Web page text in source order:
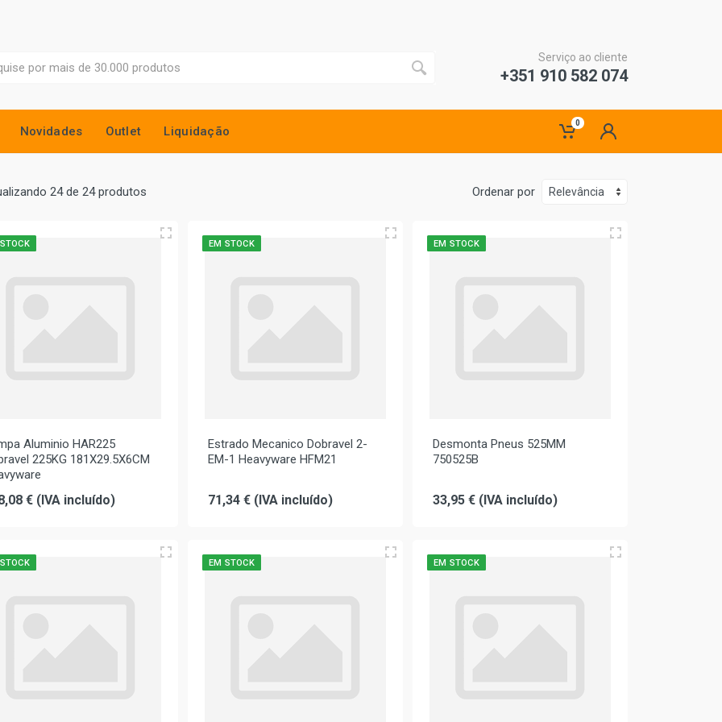
Serviço ao cliente
+351 910 582 074
Novidades Outlet Liquidação
0
24 de 24 produtos Ordenar por
Aluminio HAR225
225KG 181X29.5X6CM
€ (IVA incluído)
EM STOCK
Estrado Mecanico Dobravel 2-
EM-1 Heavyware HFM21
71,34 € (IVA incluído)
EM STOCK
Desmonta Pneus 525MM
750525B
33,95 € (IVA incluído)
EM STOCK EM STOCK